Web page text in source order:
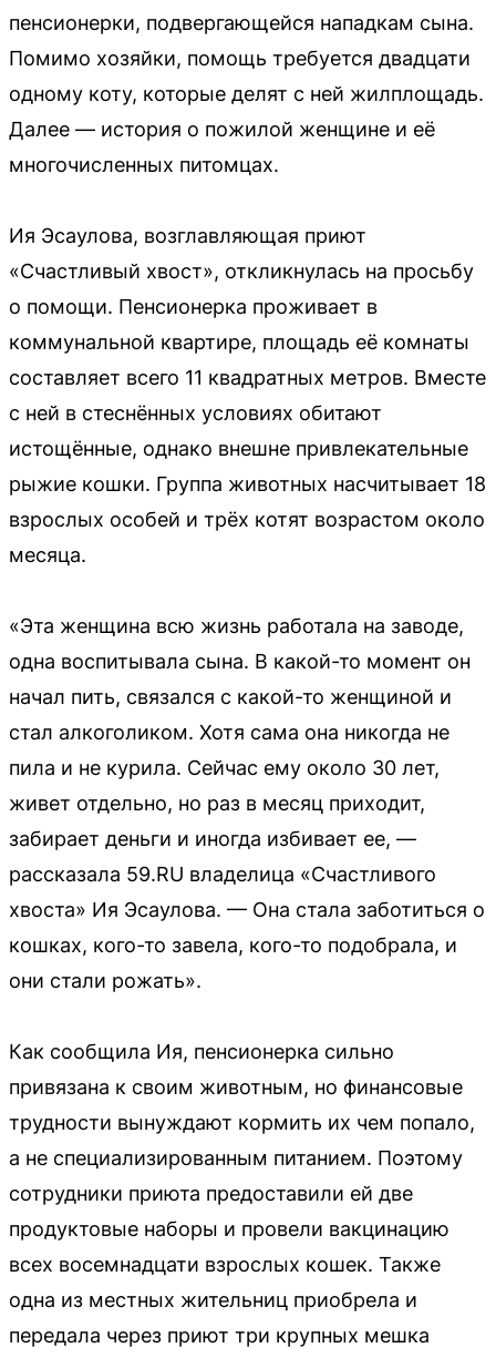
пенсионерки, подвергающейся нападкам сына.
Помимо хозяйки, помощь требуется двадцати
одному коту, которые делят с ней жилплощадь.
Далее — история о пожилой женщине и её
многочисленных питомцах.
Ия Эсаулова, возглавляющая приют
«Счастливый хвост», откликнулась на просьбу
о помощи. Пенсионерка проживает в
коммунальной квартире, площадь её комнаты
составляет всего 11 квадратных метров. Вместе
с ней в стеснённых условиях обитают
истощённые, однако внешне привлекательные
рыжие кошки. Группа животных насчитывает 18
взрослых особей и трёх котят возрастом около
месяца.
«Эта женщина всю жизнь работала на заводе,
одна воспитывала сына. В какой-то момент он
начал пить, связался с какой-то женщиной и
стал алкоголиком. Хотя сама она никогда не
пила и не курила. Сейчас ему около 30 лет,
живет отдельно, но раз в месяц приходит,
забирает деньги и иногда избивает ее, —
рассказала 59.RU владелица «Счастливого
хвоста» Ия Эсаулова. — Она стала заботиться о
кошках, кого-то завела, кого-то подобрала, и
они стали рожать».
Как сообщила Ия, пенсионерка сильно
привязана к своим животным, но финансовые
трудности вынуждают кормить их чем попало,
а не специализированным питанием. Поэтому
сотрудники приюта предоставили ей две
продуктовые наборы и провели вакцинацию
всех восемнадцати взрослых кошек. Также
одна из местных жительниц приобрела и
передала через приют три крупных мешка